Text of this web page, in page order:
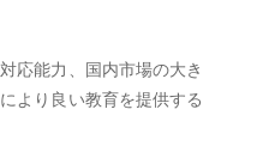
応能力、国内市場の大き
より良い教育を提供する